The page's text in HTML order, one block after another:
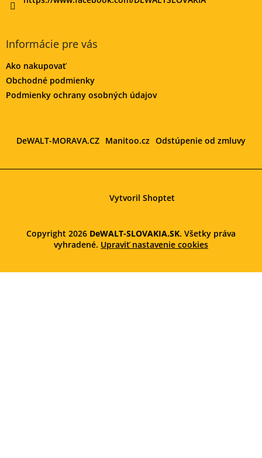
Informácie pre vás
Ako nakupovať
Obchodné podmienky
Podmienky ochrany osobných údajov
DeWALT-MORAVA.CZ Manitoo.cz Odstúpenie od zmluvy
Vytvoril Shoptet
Copyright 2026 DeWALT-SLOVAKIA.SK. Všetky práva
vyhradené. Upraviť nastavenie cookies